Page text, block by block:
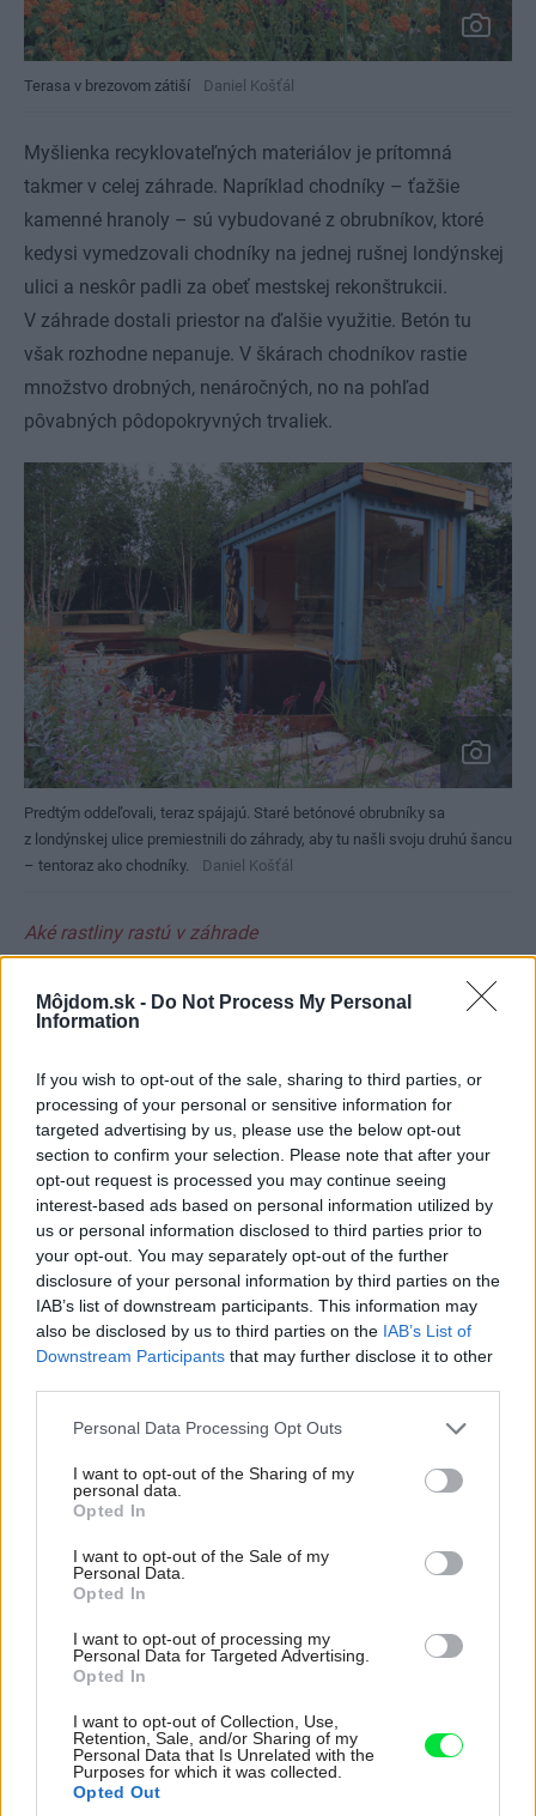
Môjdom.sk - Do Not Process My Personal
Information
If you wish to opt-out of the sale, sharing to third parties, or
processing of your personal or sensitive information for
targeted advertising by us, please use the below opt-out
section to confirm your selection. Please note that after your
opt-out request is processed you may continue seeing
interest-based ads based on personal information utilized by
us or personal information disclosed to third parties prior to
your opt-out. You may separately opt-out of the further
disclosure of your personal information by third parties on the
IAB’s list of downstream participants. This information may
also be disclosed by us to third parties on the IAB’s List of
Downstream Participants that may further disclose it to other
Please note that this website/app uses one or more Google
not limited to your visit or usage behaviour. You may click to
grant or deny consent to Google and its third-party tags to
use your data for below specified purposes in below Google
consent section.
Personal Data Processing Opt Outs
I want to opt-out of the Sharing of my
personal data.
Opted In
I want to opt-out of the Sale of my
Personal Data.
Opted In
I want to opt-out of processing my
Personal Data for Targeted Advertising.
Opted In
I want to opt-out of Collection, Use,
Retention, Sale, and/or Sharing of my
Personal Data that Is Unrelated with the
Purposes for which it was collected.
Opted Out
Terasa v brezovom zátiší Daniel Košťál
Myšlienka recyklovateľných materiálov je prítomná
takmer v celej záhrade. Napríklad chodníky – ťažšie
kamenné hranoly – sú vybudované z obrubníkov, ktoré
kedysi vymedzovali chodníky na jednej rušnej londýnskej
ulici a neskôr padli za obeť mestskej rekonštrukcii.
V záhrade dostali priestor na ďalšie využitie. Betón tu
však rozhodne nepanuje. V škárach chodníkov rastie
množstvo drobných, nenáročných, no na pohľad
pôvabných pôdopokryvných trvaliek.
Predtým oddeľovali, teraz spájajú. Staré betónové obrubníky sa
z londýnskej ulice premiestnili do záhrady, aby tu našli svoju druhú šancu
– tentoraz ako chodníky.
Daniel Košťál
Aké rastliny rastú v záhrade
Betula pendula – breza
Lychnis flos-cuculi – kukučka
Ajuga reptans – zbehovec
Dicentra eximia – srdcovka
Epimedium „Frohnleiten“ – krpčiarka
Lunaria rediviva – mesačnica
Luzula nivea – chlpaňa
Matteuccia struthiopteris – perovník
Polystichum setiferum – papraďovec štetinatý
Tulipa sprengerii – tulipán
Viola cornuta – sirôtka
Hesperis matronalis „Alba“ – večernica
Geranium sylvaticum – pakost
Osmunda regalis – osmunda
Primula beesiana – prvosienka
Allium holandicum – okrasný cesnak
Clematis recta – plamienok
Verbascum phoeniceum – divozel
Armeria maritima – trávnička
Festuca amethystina – kostrava
Salvia nemorosa – šalvia
Oenothera odorata – pupalka